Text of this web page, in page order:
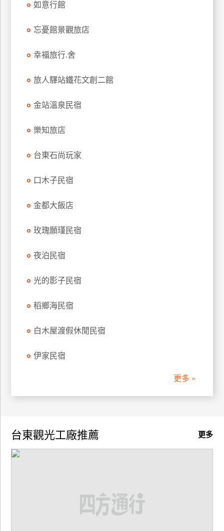
飯
作
如意行館
忘憂館景觀旅店
幸福旅行.舍
旅人驛站鐵花文創二館
金站溫泉民宿
樂知旅店
台東石尚玩家
口木子民宿
金都大飯店
玫瑰願瑾民宿
夜泊民宿
光的影子民宿
稻鄉海民宿
白木屋渡假休閒民宿
伊家民宿
更多 »
更多
台東觀光工廠推薦